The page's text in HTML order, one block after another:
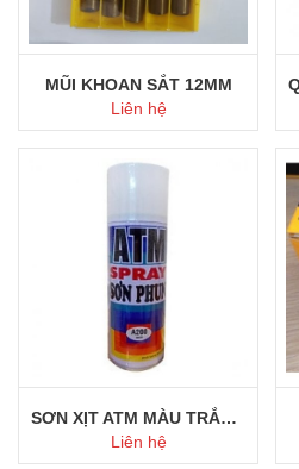
MŨI KHOAN SẮT 12MM
Liên hệ
SƠN XỊT ATM MÀU TRẮNG A200
Liên hệ